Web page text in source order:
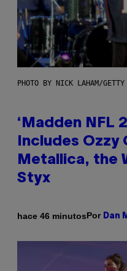
PHOTO BY NICK LAHAM/
‘Madden NFL
Includes Ozzy
Metallica, the
Styx
hace 46 minutosPor Dan